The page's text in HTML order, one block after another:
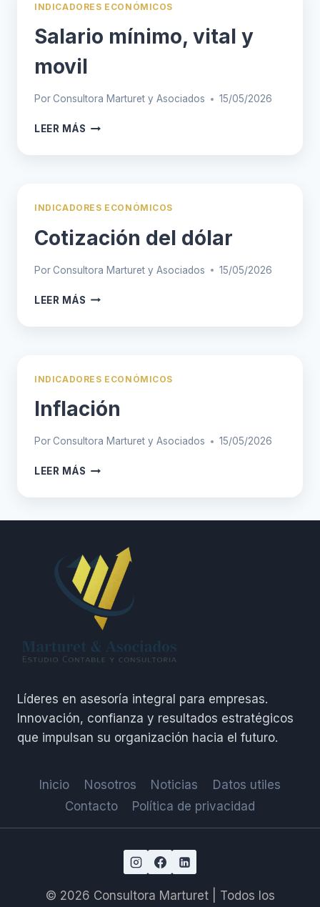
INDICADORES ECONÓMICOS
Salario mínimo, vital y
movil
PorConsultora Marturet y Asociados 15/05/2026
LEER MÁS SALARIO
INDICADORES ECONÓMICOS
Cotización del dólar
PorConsultora Marturet y Asociados 15/05/2026
LEER MÁS COTIZACIÓN
INDICADORES ECONÓMICOS
Inflación
PorConsultora Marturet y Asociados 15/05/2026
LEER MÁS INFLACIÓN
Líderes en asesoría integral para empresas.
Innovación, confianza y resultados estratégicos
que impulsan su organización hacia el futuro.
Inicio Nosotros Noticias
Datos utiles
Contacto
Política de privacidad
© 2026 Consultora Marturet | Todos los